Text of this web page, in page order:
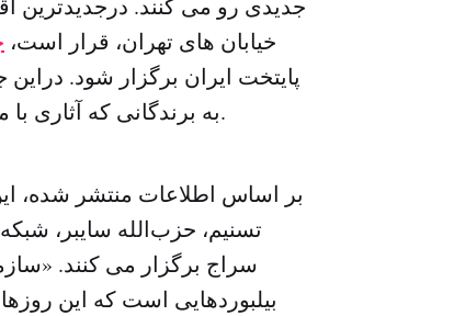
جدیدی رو می کنند. درجدیدترین
خیابان های تهران، قرار است،
به برندگانی که آثاری با موضوع مخالفت با آمریکا طراحی کنند، داده خواهد شد.
بر اساس اطلاعات منتشر شده،
تسنیم، حزب‌الله سایبر،
سراج برگزار می‌ کنند.
بیلبوردهایی است که این روزها